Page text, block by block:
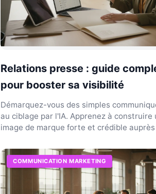
Relations presse : guide
pour booster sa visibilité
Démarquez-vous des simples
au ciblage par l'IA. Apprenez à construire
image de marque forte et crédible auprès
COMMUNICATION MARKETING